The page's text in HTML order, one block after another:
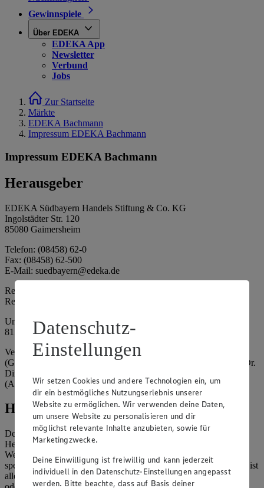
Gewinnspiele
Über EDEKA
EDEKA App
Newsletter
Verbund
Jobs
Zur Startseite
Märkte
EDEKA Bachmann
Impressum EDEKA Bachmann
Impressum EDEKA Bachmann
Herausgeber
EDEKA Südbayern Handels Stiftung & Co. KG
Ingolstädter Str. 120
85080 Gaimersheim
Telefon: (08458) 62-0
Fax: (08458) 62-500
E-Mail: suedbayern@edeka.de
Registergericht: Amtsgericht Ingolstadt
Registernummer: HRA 3325
Umsatzsteuer-Identifikationsnummer gem. § 27a UStG: DE
815764015
Vertretungsberechtigte: EDEKA Südbayern Handelsstiftung
(Gesellschafter), Claus Hollinger (Vorstandsmitglied, Sprecher), Dr.
Dirk Eßmann (Vorstandsmitglied), Leo Schwaiberger
(Aufsichtsratsvorsitzender)
Hinweise
Der Inhalt dieser Website ist urheberrechtlich geschützt. Der
Herausgeber gewährt Ihnen jedoch das Recht, den auf dieser
Website bereitgestellten Text ganz oder ausschnittsweise zu
speichern und zu vervielfältigen. Aus Gründen des Urheberrechts ist
allerdings die Speicherung und Vervielfältigung von Bildmaterial
Datenschutz-
Einstellungen
Wir setzen Cookies und andere Technologien ein, um
dir ein bestmögliches Nutzungserlebnis unserer
Website zu ermöglichen. Wir verwenden deine Daten,
um unsere Website zu personalisieren und dir
möglichst relevante Inhalte anzubieten, sowie für
Marketingzwecke.
Deine Einwilligung ist freiwillig und kann jederzeit
individuell in den Datenschutz-Einstellungen angepasst
werden. Bitte beachte, dass auf Basis deiner